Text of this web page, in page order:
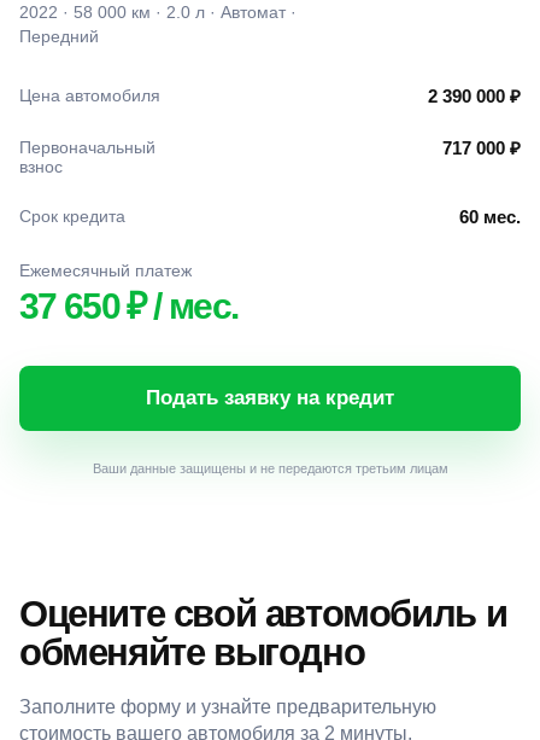
2022 · 58 000 км · 2.0 л · Автомат ·
Передний
Цена автомобиля 2 390 000 ₽
Первоначальный
взнос
717 000 ₽
Срок кредита 60 мес.
Ежемесячный платеж
37 650 ₽ / мес.
Подать заявку на кредит
Ваши данные защищены и не передаются третьим лицам
Оцените свой автомобиль и
обменяйте выгодно
Заполните форму и узнайте предварительную
стоимость вашего автомобиля за 2 минуты.